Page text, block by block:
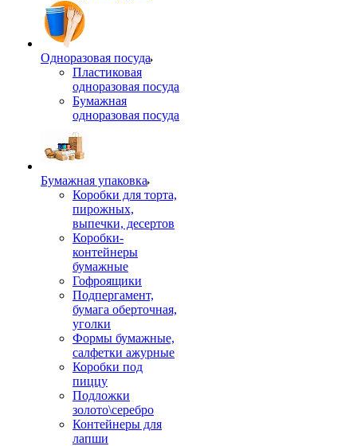
Одноразовая посуда
Пластиковая
одноразовая посуда
Бумажная
одноразовая посуда
Бумажная упаковка
Коробки для торта,
пирожных,
выпечки, десертов
Коробки-
контейнеры
бумажные
Гофроящики
Подпергамент,
бумага оберточная,
уголки
Формы бумажные,
салфетки ажурные
Коробки под
пиццу
Подложки
золото\серебро
Контейнеры для
лапши